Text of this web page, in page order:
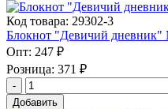
Код товара: 29302-3
Блокнот "Девичий
Опт: 247 ₽
Розница: 371 ₽
Добавить